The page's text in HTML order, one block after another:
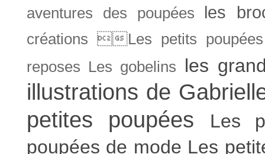
aventures des poupées les
créations Les petits
reposes Les gobelins les
illustrations de
petites poupées
Les
poupées de mode Les